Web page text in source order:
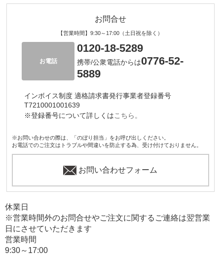
お問合せ
【営業時間】9:30～17:00（土日祝を除く）
お電話
0120-18-5289
携帯/公衆電話からは0776-52-
5889
インボイス制度 適格請求書発行事業者登録番号
T7210001001639
※登録番号について詳しくはこちら。
※お問い合わせの際は、「のぼり担当」をお呼び出しください。
お電話でのご注文はトラブルや間違いを防止する為、受け付けておりません。
お問い合わせフォーム
休業日
※営業時間外のお問合せやご注文に関するご連絡は翌営業
日にさせていただきます
営業時間
9:30～17:00